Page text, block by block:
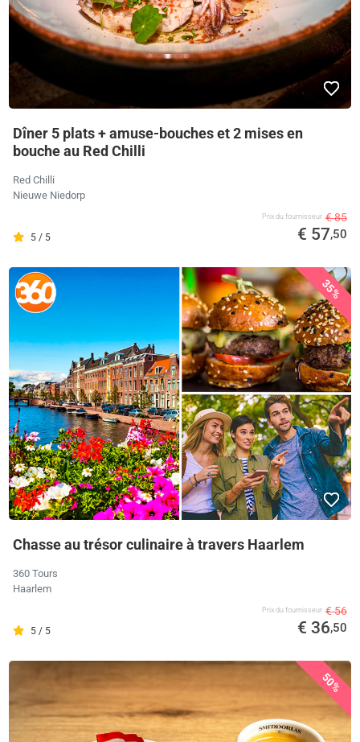
Dîner 5 plats + amuse-bouches et 2 mises en
bouche au Red Chilli
Red Chilli
Nieuwe Niedorp
5 / 5
Prix ​​du fournisseur € 85
€ 57,50
35%
Chasse au trésor culinaire à travers Haarlem
360 Tours
Haarlem
5 / 5
Prix ​​du fournisseur € 56
€ 36,50
50%